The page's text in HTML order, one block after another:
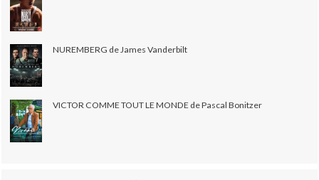
NUREMBERG de James Vanderbilt
VICTOR COMME TOUT LE MONDE de Pascal Bonitzer